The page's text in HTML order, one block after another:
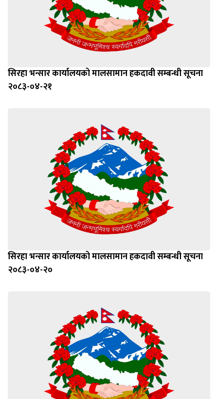
सिरहा भन्सार कार्यालयको मालसामान हकदावी सम्बन्धी सूचना
२०८३-०४-२१
सिरहा भन्सार कार्यालयको मालसामान हकदावी सम्बन्धी सूचना
२०८३-०४-२०